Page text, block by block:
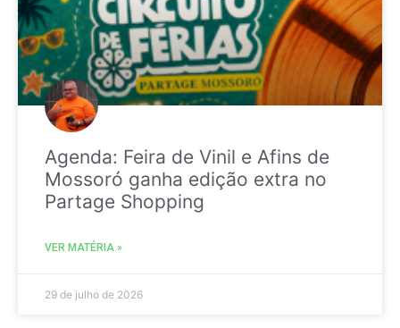
Agenda: Feira de Vinil e Afins de
Mossoró ganha edição extra no
Partage Shopping
VER MATÉRIA »
29 de julho de 2026